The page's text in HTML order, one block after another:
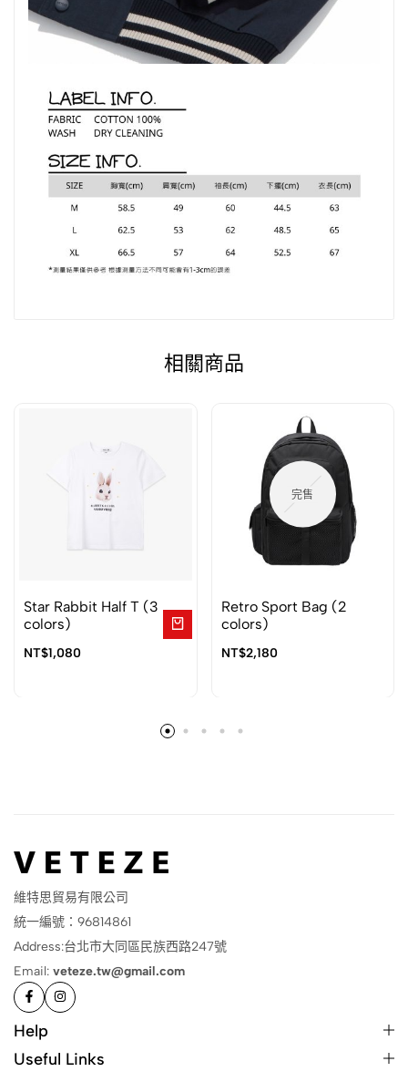
相關商品
Star Rabbit Half T (3
colors)
NT$1,080
完售
Retro Sport Bag (2
colors)
NT$2,180
維特思貿易有限公司
統一編號：96814861
Address:台北市大同區民族西路247號
Email: veteze.tw@gmail.com
Help
Useful Links